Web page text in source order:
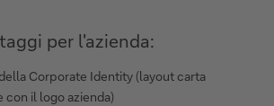
per l'azienda:
Corporate Identity (layout carta
con il logo azienda)